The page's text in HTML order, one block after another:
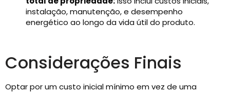
instalação, manutenção, e desempenho
energético ao longo da vida útil do produto.
Considerações Finais
Optar por um custo inicial mínimo em vez de uma